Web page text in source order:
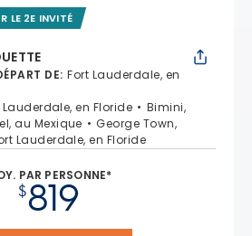
LE 2E INVITÉ
DE: Fort Lauderdale, en
Lauderdale, en Floride
Bimini,
au Mexique
George Town,
Lauderdale, en Floride
PAR PERSONNE*
$819